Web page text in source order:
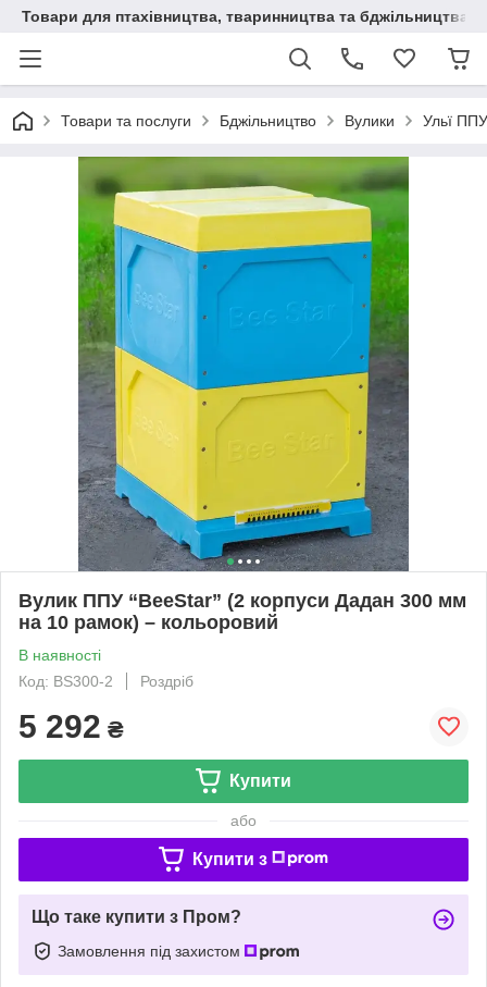
Товари для птахівництва, тваринництва та бджільництва
Товари та послуги Бджільництво Вулики Ульї
Вулик ППУ “BeeStar” (2 корпуси Дадан 300 мм
на 10 рамок) – кольоровий
В наявності
Код: BS300-2
Роздріб
5 292 ₴
Купити
або
Купити з
Що таке купити з Пром?
Замовлення під захистом